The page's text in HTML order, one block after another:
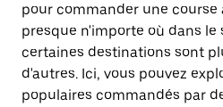
pour commander une course
presque n'importe où dans le
certaines destinations sont
d'autres. Ici, vous pouvez
populaires commandés par